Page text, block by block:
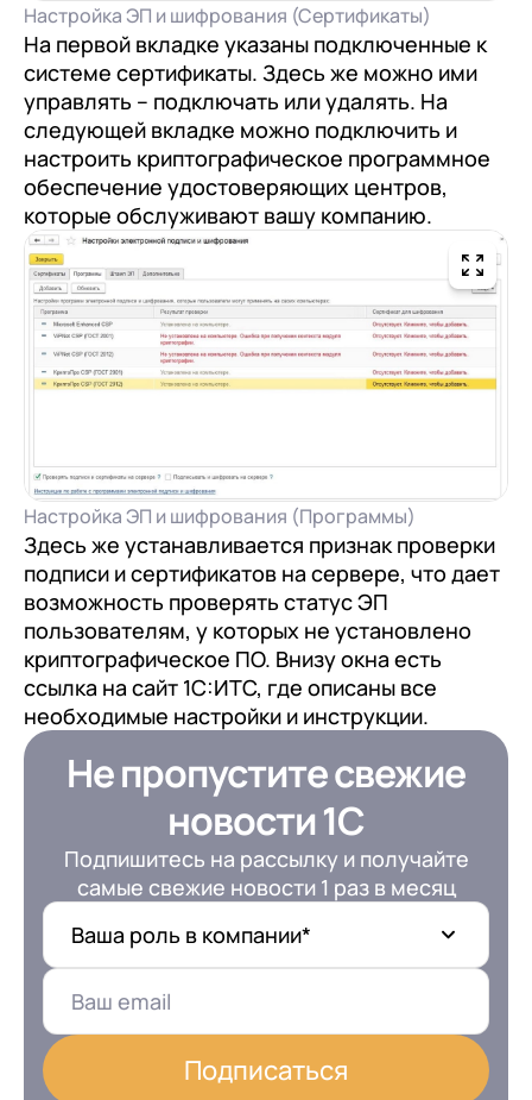
Настройка ЭП и шифрования (Сертификаты)
На первой вкладке указаны подключенные к
системе сертификаты. Здесь же можно ими
управлять – подключать или удалять. На
следующей вкладке можно подключить и
настроить криптографическое программное
обеспечение удостоверяющих центров,
которые обслуживают вашу компанию.
Настройка ЭП и шифрования (Программы)
Здесь же устанавливается признак проверки
подписи и сертификатов на сервере, что дает
возможность проверять статус ЭП
пользователям, у которых не установлено
криптографическое ПО. Внизу окна есть
ссылка на сайт 1С:ИТС, где описаны все
необходимые настройки и инструкции.
Не пропустите свежие
новости 1С
Подпишитесь на рассылку и получайте
самые свежие новости 1 раз в месяц
Ваша роль в компании*
Подписаться